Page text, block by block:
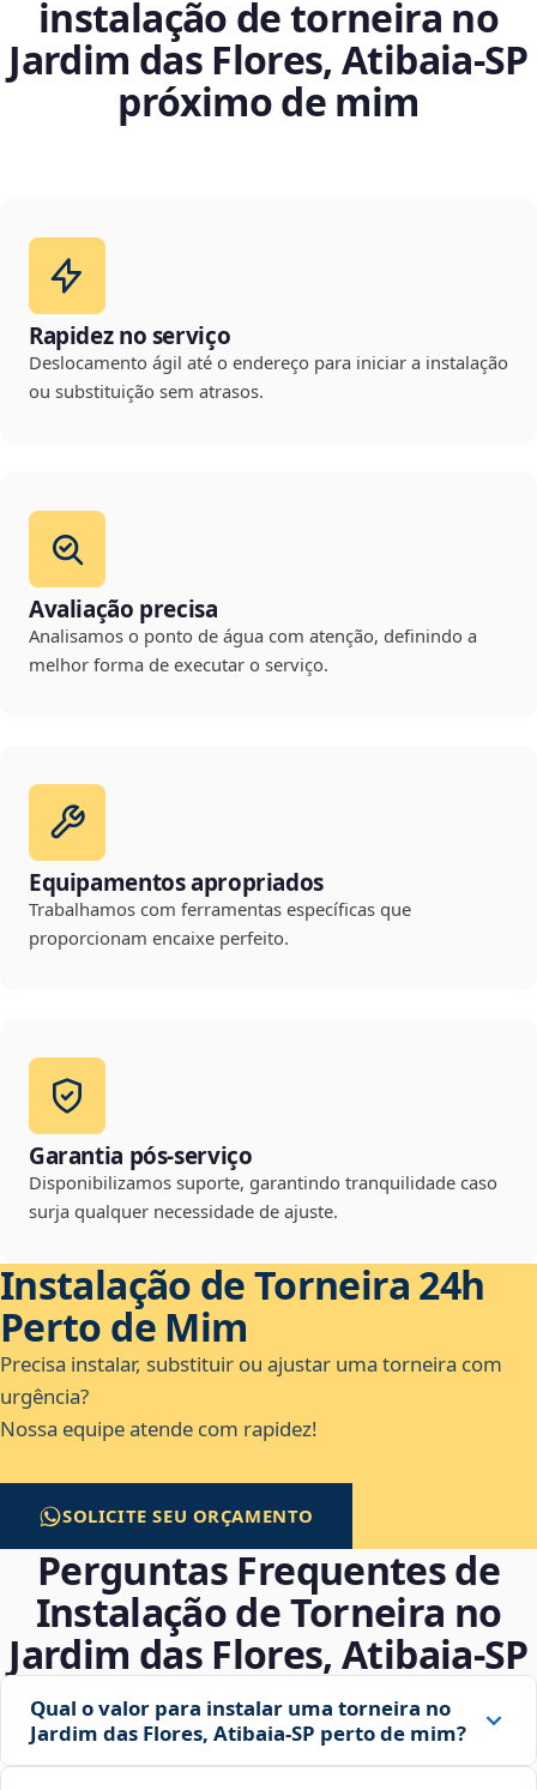
instalação de torneira no
Jardim das Flores, Atibaia‑SP
próximo de mim
Rapidez no serviço
Deslocamento ágil até o endereço para iniciar a instalação
ou substituição sem atrasos.
Avaliação precisa
Analisamos o ponto de água com atenção, definindo a
melhor forma de executar o serviço.
Equipamentos apropriados
Trabalhamos com ferramentas específicas que
proporcionam encaixe perfeito.
Garantia pós-serviço
Disponibilizamos suporte, garantindo tranquilidade caso
surja qualquer necessidade de ajuste.
Instalação de Torneira 24h
Perto de Mim
Precisa instalar, substituir ou ajustar uma torneira com
urgência?
Nossa equipe atende com rapidez!
SOLICITE SEU ORÇAMENTO
Perguntas Frequentes de
Instalação de Torneira no
Jardim das Flores, Atibaia‑SP
Qual o valor para instalar uma torneira no
Jardim das Flores, Atibaia‑SP perto de mim?